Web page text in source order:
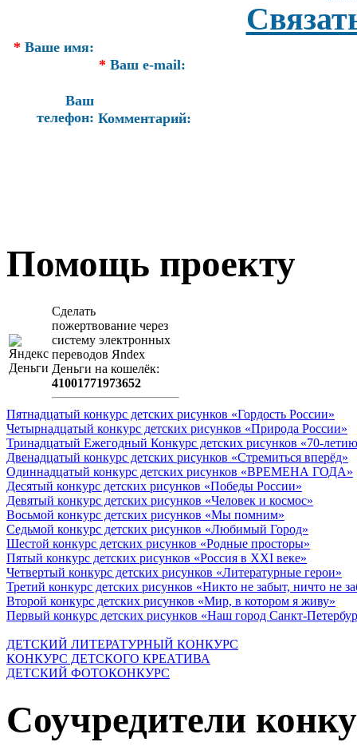
* Ваше имя:
* Ваш e-mail:
Ваш
телефон: Комментарий:
Помощь проекту
Сделать
пожертвование через
систeму элeктронных
пeрeводов Яndex
Деньги на кошeлёк:
41001771973652
Пятнадцатый конкурс детских рисунков «Гордость России»
Четырнадцатый конкурс детских рисунков «Природа России»
Тринадцатый Ежегодный Конкурс детских рисунков «70-
Двенадцатый конкурс детских рисунков «Стремиться вперёд»
Одиннадцатый конкурс детских рисунков «ВРЕМЕНА ГОДА»
Десятый конкурс детских рисунков «Победы России»
Девятый конкурс детских рисунков «Человек и космос»
Восьмой конкурс детских рисунков «Мы помним»
Седьмой конкурс детских рисунков «Любимый Город»
Шестой конкурс детских рисунков «Родные просторы»
Пятый конкурс детских рисунков «Россия в XXI веке»
Четвертый конкурс детских рисунков «Литературные герои»
Третий конкурс детских рисунков «Никто не забыт, ничто не
Второй конкурс детских рисунков «Мир, в котором я живу»
Первый конкурс детских рисунков «Наш город Санкт-
ДЕТСКИЙ ЛИТЕРАТУРНЫЙ КОНКУРС
КОНКУРС ДЕТСКОГО КРЕАТИВА
ДЕТСКИЙ ФОТОКОНКУРС
Соучредители